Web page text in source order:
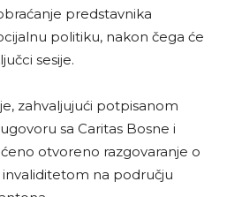
predstavnika
politiku, nakon čega će
sesije.
zahvaljujući potpisanom
sa Caritas Bosne i
otvoreno razgovaranje o
na području